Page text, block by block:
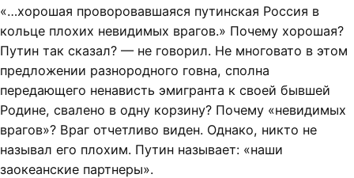
«…хорошая проворовавшаяся путинская Россия в
кольце плохих невидимых врагов.» Почему хорошая?
Путин так сказал? — не говорил. Не многовато в этом
предложении разнородного говна, сполна
передающего ненависть эмигранта к своей бывшей
Родине, свалено в одну корзину? Почему «невидимых
врагов»? Враг отчетливо виден. Однако, никто не
называл его плохим. Путин называет: «наши
заокеанские партнеры».